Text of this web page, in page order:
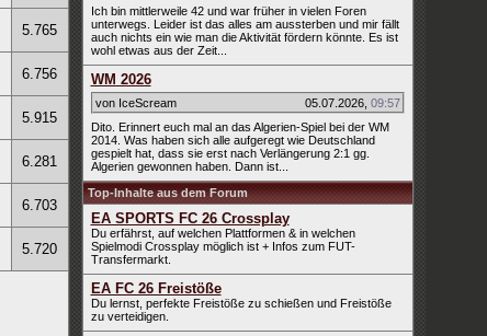
5.765
6.756
5.915
6.281
6.703
5.720
Ich bin mittlerweile 42 und war früher in vielen Foren
unterwegs. Leider ist das alles am aussterben und mir fällt
auch nichts ein wie man die Aktivität fördern könnte. Es ist
wohl etwas aus der Zeit...
WM 2026
von IceScream 05.07.2026, 09:57
Dito. Erinnert euch mal an das Algerien-Spiel bei der WM
2014. Was haben sich alle aufgeregt wie Deutschland
gespielt hat, dass sie erst nach Verlängerung 2:1 gg.
Algerien gewonnen haben. Dann ist...
Top-Inhalte aus dem Forum
EA SPORTS FC 26 Crossplay
Du erfährst, auf welchen Plattformen & in welchen
Spielmodi Crossplay möglich ist + Infos zum FUT-
Transfermarkt.
EA FC 26 Freistöße
Du lernst, perfekte Freistöße zu schießen und Freistöße
zu verteidigen.